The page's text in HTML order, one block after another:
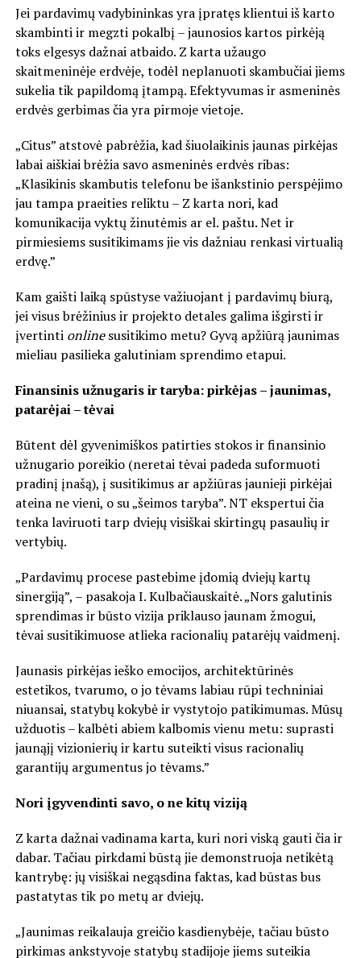
Jei pardavimų vadybininkas yra įpratęs klientui iš karto
skambinti ir megzti pokalbį – jaunosios kartos pirkėją
toks elgesys dažnai atbaido. Z karta užaugo
skaitmeninėje erdvėje, todėl neplanuoti skambučiai jiems
sukelia tik papildomą įtampą. Efektyvumas ir asmeninės
erdvės gerbimas čia yra pirmoje vietoje.
„Citus” atstovė pabrėžia, kad šiuolaikinis jaunas pirkėjas
labai aiškiai brėžia savo asmeninės erdvės ribas:
„Klasikinis skambutis telefonu be išankstinio perspėjimo
jau tampa praeities reliktu – Z karta nori, kad
komunikacija vyktų žinutėmis ar el. paštu. Net ir
pirmiesiems susitikimams jie vis dažniau renkasi virtualią
erdvę.”
Kam gaišti laiką spūstyse važiuojant į pardavimų biurą,
jei visus brėžinius ir projekto detales galima išgirsti ir
įvertinti onlinesusitikimo metu? Gyvą apžiūrą jaunimas
mieliau pasilieka galutiniam sprendimo etapui.
Finansinis užnugaris ir taryba: pirkėjas – jaunimas,
patarėjai – tėvai
Būtent dėl gyvenimiškos patirties stokos ir finansinio
užnugario poreikio (neretai tėvai padeda suformuoti
pradinį įnašą), į susitikimus ar apžiūras jaunieji pirkėjai
ateina ne vieni, o su „šeimos taryba”. NT ekspertui čia
tenka laviruoti tarp dviejų visiškai skirtingų pasaulių ir
vertybių.
„Pardavimų procese pastebime įdomią dviejų kartų
sinergiją”, – pasakoja I. Kulbačiauskaitė. „Nors galutinis
sprendimas ir būsto vizija priklauso jaunam žmogui,
tėvai susitikimuose atlieka racionalių patarėjų vaidmenį.
Jaunasis pirkėjas ieško emocijos, architektūrinės
estetikos, tvarumo, o jo tėvams labiau rūpi techniniai
niuansai, statybų kokybė ir vystytojo patikimumas. Mūsų
užduotis – kalbėti abiem kalbomis vienu metu: suprasti
jaunąjį vizionierių ir kartu suteikti visus racionalių
garantijų argumentus jo tėvams.”
Nori įgyvendinti savo, o ne kitų viziją
Z karta dažnai vadinama karta, kuri nori viską gauti čia ir
dabar. Tačiau pirkdami būstą jie demonstruoja netikėtą
kantrybę: jų visiškai negąsdina faktas, kad būstas bus
pastatytas tik po metų ar dviejų.
„Jaunimas reikalauja greičio kasdienybėje, tačiau būsto
pirkimas ankstyvoje statybų stadijoje jiems suteikia